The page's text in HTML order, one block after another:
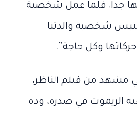
جدا، فلما عمل شخصية
شخصية والدتنا
وكل حاجة”.
مشهد من فيلم الناظر،
الريموت في صدره، وده